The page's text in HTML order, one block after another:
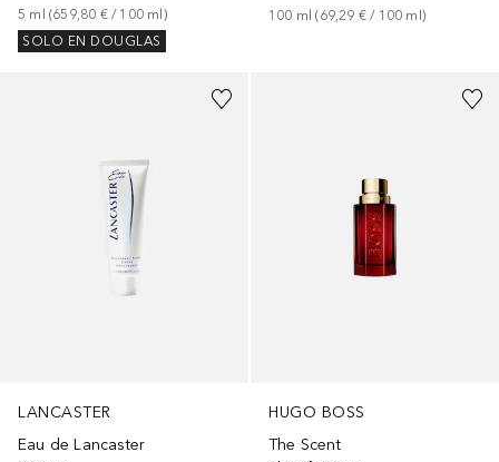
5 ml (659,80 € / 100 ml )
SOLO EN DOUGLAS
100 ml (69,29 € / 100 ml )
LANCASTER
Eau de Lancaster
HUGO BOSS
The Scent